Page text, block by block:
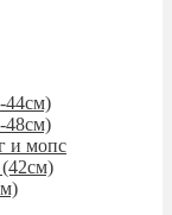
44см)
48см)
и мопс